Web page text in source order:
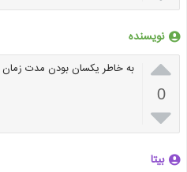
نویسنده

0

به خاطر یکسان بودن مدت
بیتا